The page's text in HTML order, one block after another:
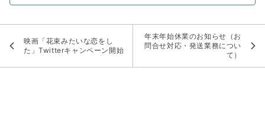
映画「花束みたいな恋をし
た」Twitterキャンペーン開始
年末年始休業のお知らせ（お
問合せ対応・発送業務につい
て）